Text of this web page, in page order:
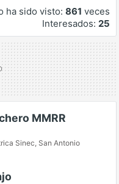
ha sido visto: 861 veces
Interesados: 25
MMRR
Sinec, San Antonio